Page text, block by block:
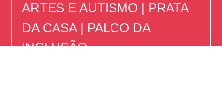
ARTES E AUTISMO | PRATA
DA CASA | PALCO DA
INCLUSÃO